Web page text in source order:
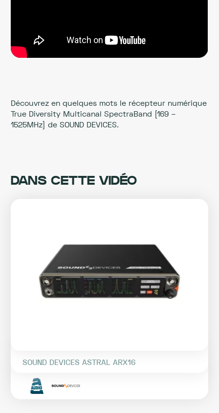
Découvrez en quelques mots le récepteur numérique
True Diversity Multicanal SpectraBand [169 –
1525MHz] de SOUND DEVICES.
DANS CETTE VIDÉO
SOUND DEVICES ASTRAL ARX16